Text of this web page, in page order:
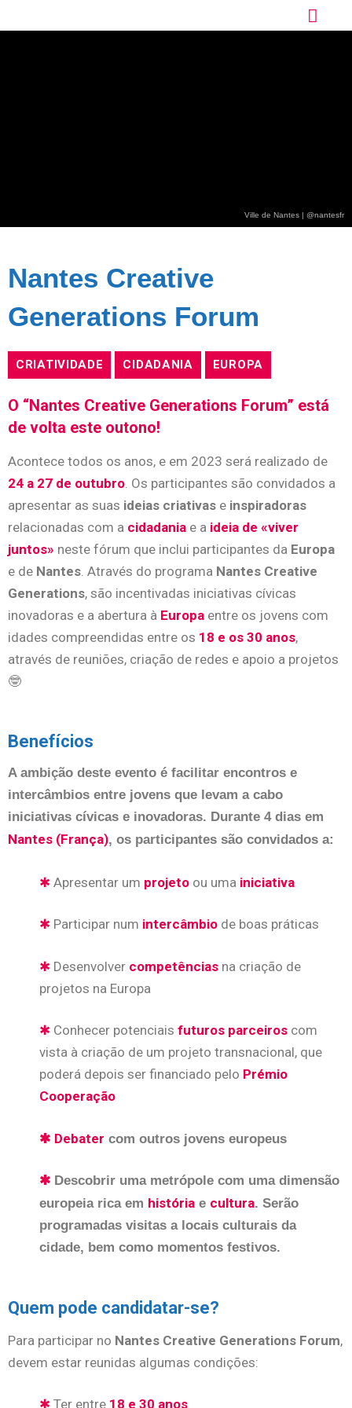
Ville de Nantes | @nantesfr
Nantes Creative
Generations Forum
CRIATIVIDADE CIDADANIA EUROPA
O “Nantes Creative Generations Forum” está
de volta este outono!
Acontece todos os anos, e em 2023 será realizado de
24 a 27 de outubro. Os participantes são convidados a
apresentar as suas ideias criativas e inspiradoras
relacionadas com a cidadania e a ideia de «viver
juntos» neste fórum que inclui participantes da Europa
e de Nantes. Através do programa Nantes Creative
Generations, são incentivadas iniciativas cívicas
inovadoras e a abertura à Europa entre os jovens com
idades compreendidas entre os 18 e os 30 anos,
através de reuniões, criação de redes e apoio a projetos
🤓
Benefícios
A ambição deste evento é facilitar encontros e
intercâmbios entre jovens que levam a cabo
iniciativas cívicas e inovadoras. Durante 4 dias em
Nantes (França), os participantes são convidados a:
✱ Apresentar um projeto ou uma iniciativa
✱ Participar num intercâmbio de boas práticas
✱ Desenvolver competências na criação de
projetos na Europa
✱ Conhecer potenciais futuros parceiros com
vista à criação de um projeto transnacional, que
poderá depois ser financiado pelo Prémio
Cooperação
✱ Debater com outros jovens europeus
✱ Descobrir uma metrópole com uma dimensão
europeia rica em história e cultura. Serão
programadas visitas a locais culturais da
cidade, bem como momentos festivos.
Quem pode candidatar-se?
Para participar no Nantes Creative Generations Forum,
devem estar reunidas algumas condições:
✱ Ter entre 18 e 30 anos